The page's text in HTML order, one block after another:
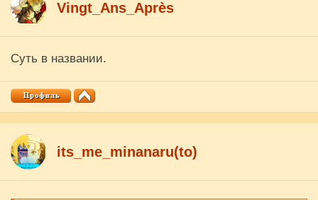
Vingt_Ans_Après
Суть в названии.
its_me_minanaru(to)